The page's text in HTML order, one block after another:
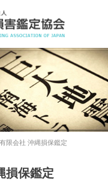
活動目的
諸規程
有限会社 沖縄損保鑑定
損保鑑定